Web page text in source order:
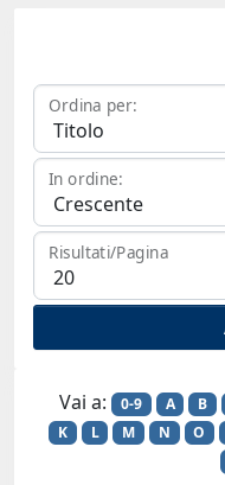
Ordina per:
In ordine:
Risultati/Pagina
Vai a: 0-9 A B
K
L M N O